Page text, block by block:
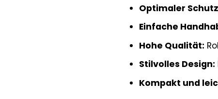
Optimaler
Einfache
Hohe Qualität:
Stilvolles Design:
Kompakt und